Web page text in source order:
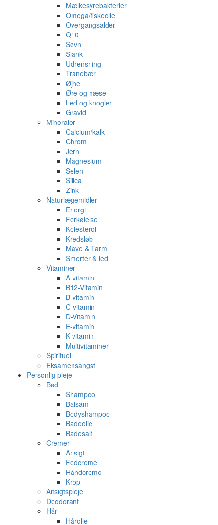
Mælkesyrebakterier
Omega/fiskeolie
Overgangsalder
Q10
Søvn
Slank
Udrensning
Tranebær
Øjne
Øre og næse
Led og knogler
Gravid
Mineraler
Calcium/kalk
Chrom
Jern
Magnesium
Selen
Silica
Zink
Naturlægemidler
Energi
Forkølelse
Kolesterol
Kredsløb
Mave & Tarm
Smerter & led
Vitaminer
A-vitamin
B12-Vitamin
B-vitamin
C-vitamin
D-Vitamin
E-vitamin
K-vitamin
Multivitaminer
Spirituel
Eksamensangst
Personlig pleje
Bad
Shampoo
Balsam
Bodyshampoo
Badeolie
Badesalt
Cremer
Ansigt
Fodcreme
Håndcreme
Krop
Ansigtspleje
Deodorant
Hår
Hårolie